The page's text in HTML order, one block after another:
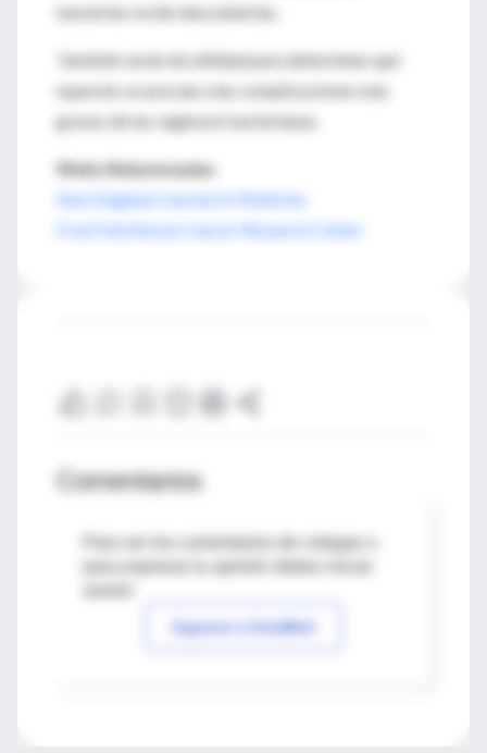
bacterias recién descubiertas.
También serán de utilidad para determinar qué
especies se asocian a las complicaciones más
graves de las vaginosis bacterianas.
Webs Relacionadas
New England Journal of Medicine
Fred Hutchinson Cancer Research Center
Comentarios
Para ver los comentarios de colegas o
Ingresar a IntraMed